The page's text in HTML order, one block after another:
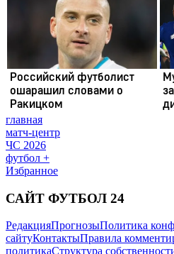
главная
матч-центр
ЧС 2026
футбол +
Избранное
САЙТ ФУТБОЛ 24
РедакцияПрогнозыПолитика
сайтуКонтактыПравила
политикаСтруктура